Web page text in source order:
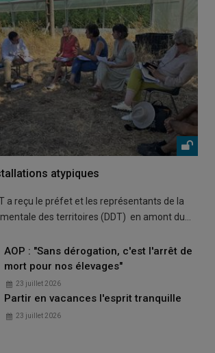
atypiques
a reçu le préfet et les représentants de la
des territoires (DDT) en amont du…
AOP : "Sans dérogation, c'est l'arrêt de
mort pour nos élevages"
23 juillet 2026
Partir en vacances l'esprit tranquille
23 juillet 2026